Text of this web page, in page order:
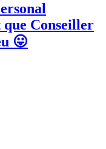
Conseiller
😛